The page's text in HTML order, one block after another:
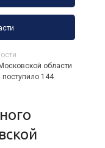
области
144